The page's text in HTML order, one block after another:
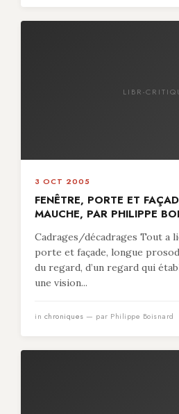
LIBR-
3 OCT 2005
FENÊTRE, PORTE ET
MAUCHE, PAR PHILIPPE
Cadrages/décadrages Tout a
porte et façade, longue
du regard, d’un regard qui
une vision...
in chroniques — par Philippe Boisnard